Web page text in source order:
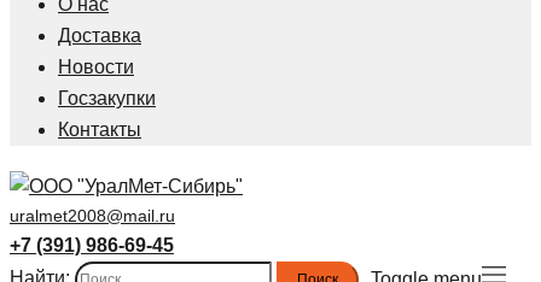
О нас
Доставка
Новости
Госзакупки
Контакты
uralmet2008@mail.ru
+7 (391) 986-69-45
Найти: